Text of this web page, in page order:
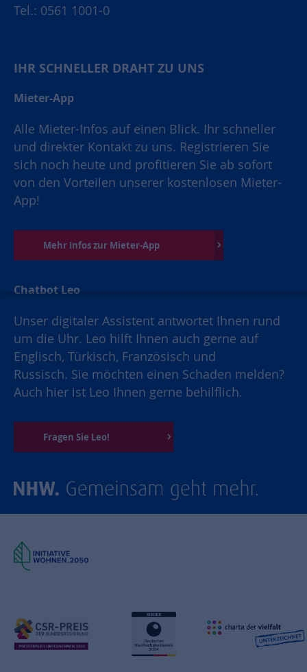
Tel.: 0561 1001-0
IHR SCHNELLER DRAHT ZU UNS
Mieter-App
Alle Mieter-Infos auf einen Blick. Ihr schneller
und direkter Kontakt zu uns. Registrieren Sie
sich noch heute und profitieren Sie ab sofort
von den Vorteilen unserer kostenlosen Mieter-
App!
Mehr Infos zur Mieter-App
Chatbot Leo
Unser digitaler Assistent antwortet Ihnen rund
um die Uhr. Leo hilft Ihnen auch gerne auf
Englisch, Türkisch, Französisch und
Russisch. Sie möchten einen Schaden melden?
Auch hier ist Leo Ihnen gerne behilflich.
Fragen Sie Leo!